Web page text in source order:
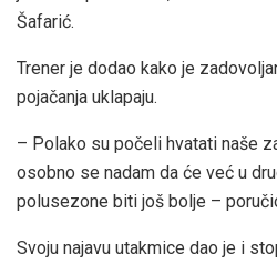
Šafarić.
Trener je dodao kako je
pojačanja uklapaju.
– Polako su počeli hvatati naše
osobno se nadam da će već u
polusezone biti još bolje –
Svoju najavu utakmice dao je i